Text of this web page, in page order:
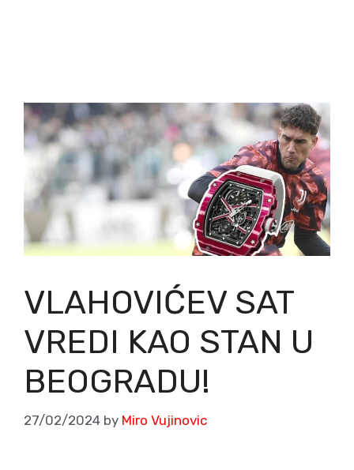
VLAHOVIĆEV SAT
VREDI KAO STAN U
BEOGRADU!
27/02/2024 by Miro Vujinovic